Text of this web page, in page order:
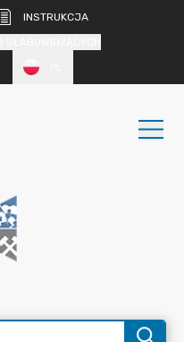
INSTRUKCJA